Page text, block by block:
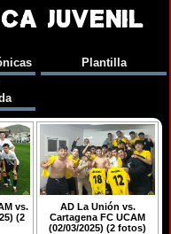
JUVENIL
Plantilla
vs.
(2
AD La Unión vs.
Cartagena FC UCAM
(02/03/2025) (2 fotos)